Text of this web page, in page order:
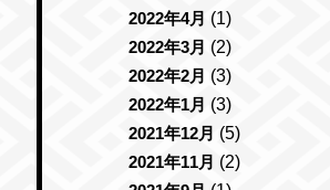
2022年4月 (1)
2022年3月 (2)
2022年2月 (3)
2022年1月 (3)
2021年12月 (5)
2021年11月 (2)